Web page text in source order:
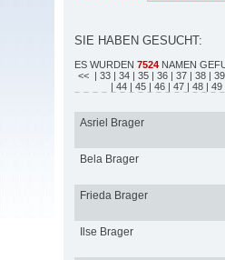
SIE HABEN GESUCHT:
ES WURDEN 7524 NAMEN
<< | 33 | 34 | 35 | 36 | 37 | 38 | 39
| 44 | 45 | 46 | 47 | 48 | 49
Asriel Brager
Bela Brager
Frieda Brager
Ilse Brager